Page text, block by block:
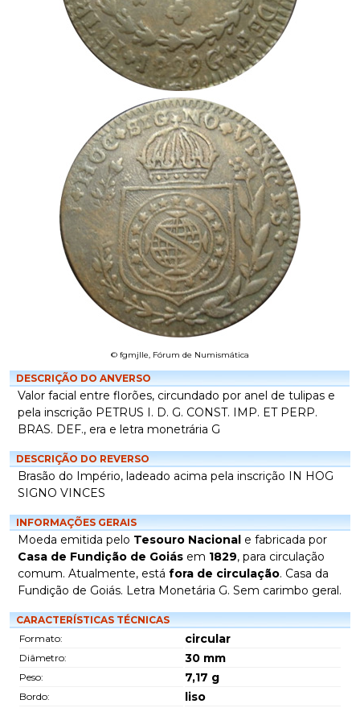
© fgmjlle, Fórum de Numismática
DESCRIÇÃO DO ANVERSO
Valor facial entre florões, circundado por anel de tulipas e
pela inscrição PETRUS I. D. G. CONST. IMP. ET PERP.
BRAS. DEF., era e letra monetrária G
DESCRIÇÃO DO REVERSO
Brasão do Império, ladeado acima pela inscrição IN HOG
SIGNO VINCES
INFORMAÇÕES GERAIS
Moeda emitida pelo Tesouro Nacional e fabricada por
Casa de Fundição de Goiás em 1829, para circulação
comum. Atualmente, está fora de circulação. Casa da
Fundição de Goiás. Letra Monetária G. Sem carimbo geral.
CARACTERÍSTICAS TÉCNICAS
Formato:
circular
Diâmetro: 30 mm
Peso: 7,17 g
Bordo: liso